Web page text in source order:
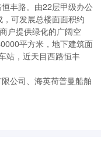
丰路。由22层甲级办公
可发展总楼面面积约
户提供绿化的广阔空
平方米，地下建筑面
站，近天目西路恒丰
公司、海英荷普曼船舶